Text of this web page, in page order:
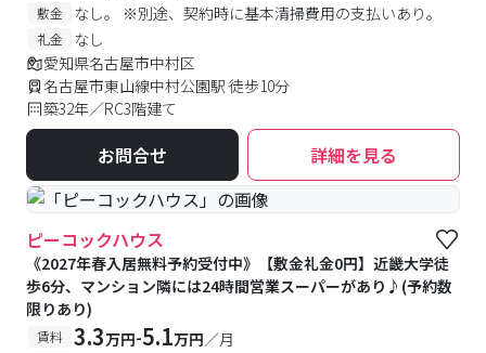
敷金 なし。 ※別途、契約時に基本清掃費用の支払いあり。
礼金
なし
愛知県名古屋市中村区
名古屋市東山線中村公園駅 徒歩10分
築32年／RC3階建て
お問合せ 詳細を見る
ピーコックハウス
《2027年春入居無料予約受付中》【敷金礼金0円】近畿大学徒
歩6分、マンション隣には24時間営業スーパーがあり♪(予約数
限りあり)
賃料 3.3万円-5.1万円／月